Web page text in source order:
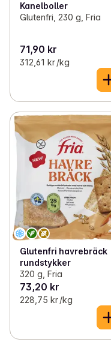
Kanelboller
Glutenfri, 230 g, Fria
71,90 kr
312,61 kr /kg
Glutenfri havrebräck
rundstykker
320 g, Fria
73,20 kr
228,75 kr /kg